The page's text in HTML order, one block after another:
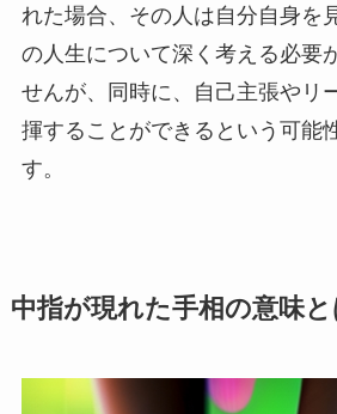
れた場合、その人は自分自身を
の人生について深く考える必要
せんが、同時に、自己主張やリ
揮することができるという可能
す。
中指が現れた手相の意味と